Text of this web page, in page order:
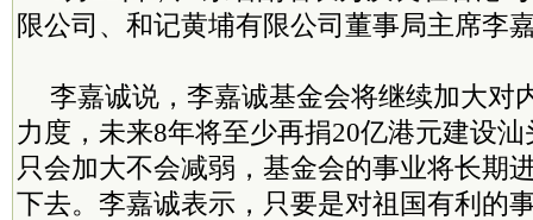
限公司、和记黄埔有限公司董事局主席李
李嘉诚说，李嘉诚基金会将继续加大对
力度，未来8年将至少再捐20亿港元建设
只会加大不会减弱，基金会的事业将长期
下去。李嘉诚表示，只要是对祖国有利的